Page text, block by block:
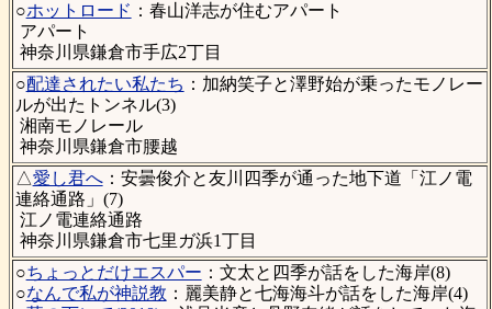
○ホットロード ：春山洋志が住むアパート
アパート
神奈川県鎌倉市手広2丁目
○配達されたい私たち ：加納笑子と澤野始が乗ったモノレー
ルが出たトンネル(3)
湘南モノレール
神奈川県鎌倉市腰越
△愛し君へ：安曇俊介と友川四季が通った地下道「江ノ電
連絡通路」(7)
江ノ電連絡通路
神奈川県鎌倉市七里ガ浜1丁目
○ちょっとだけエスパー ：文太と四季が話をした海岸(8)
○なんで私が神説教 ：麗美静と七海海斗が話をした海岸(4)